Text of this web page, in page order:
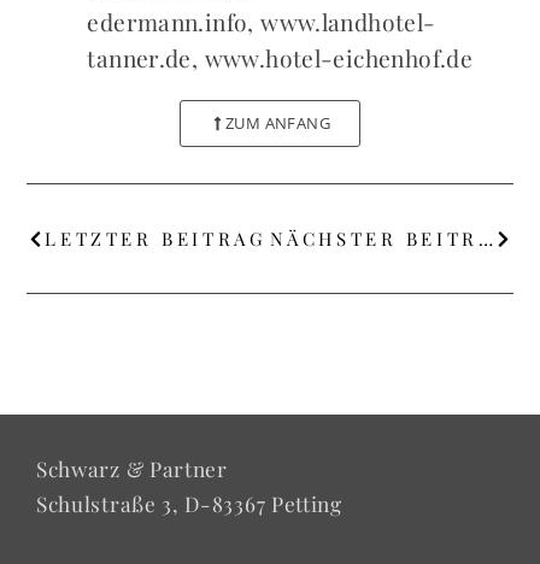
edermann.info, www.landhotel-
tanner.de, www.hotel-eichenhof.de
ZUM ANFANG
LETZTER BEITRAG NÄCHSTER BEITRAG
Schwarz & Partner
Schulstraße 3, D-83367 Petting